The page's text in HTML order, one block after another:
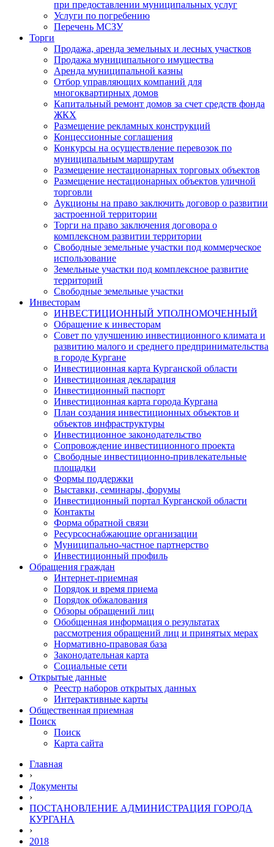
при предоставлении муниципальных услуг
Услуги по погребению
Перечень МСЗУ
Торги
Продажа, аренда земельных и лесных участков
Продажа муниципального имущества
Аренда муниципальной казны
Отбор управляющих компаний для
многоквартирных домов
Капитальный ремонт домов за счет средств фонда
ЖКХ
Размещение рекламных конструкций
Концессионные соглашения
Конкурсы на осуществление перевозок по
муниципальным маршрутам
Размещение нестационарных торговых объектов
Размещение нестационарных объектов уличной
торговли
Аукционы на право заключить договор о развитии
застроенной территории
Торги на право заключения договора о
комплексном развитии территории
Свободные земельные участки под коммерческое
использование
Земельные участки под комплексное развитие
территорий
Свободные земельные участки
Инвесторам
ИНВЕСТИЦИОННЫЙ УПОЛНОМОЧЕННЫЙ
Обращение к инвесторам
Совет по улучшению инвестиционного климата и
развитию малого и среднего предпринимательства
в городе Кургане
Инвестиционная карта Курганской области
Инвестиционная декларация
Инвестиционный паспорт
Инвестиционная карта города Кургана
План создания инвестиционных объектов и
объектов инфраструктуры
Инвестиционное законодательство
Сопровождение инвестиционного проекта
Свободные инвестиционно-привлекательные
площадки
Формы поддержки
Выставки, семинары, форумы
Инвестиционный портал Курганской области
Контакты
Форма обратной связи
Ресурсоснабжающие организации
Муниципально-частное партнерство
Инвестиционный профиль
Обращения граждан
Интернет-приемная
Порядок и время приема
Порядок обжалования
Обзоры обращений лиц
Обобщенная информация о результатах
рассмотрения обращений лиц и принятых мерах
Нормативно-правовая база
Законодательная карта
Социальные сети
Открытые данные
Реестр наборов открытых данных
Интерактивные карты
Общественная приемная
Поиск
Поиск
Карта сайта
Главная
›
Документы
›
ПОСТАНОВЛЕНИЕ АДМИНИСТРАЦИЯ ГОРОДА
КУРГАНА
›
2018